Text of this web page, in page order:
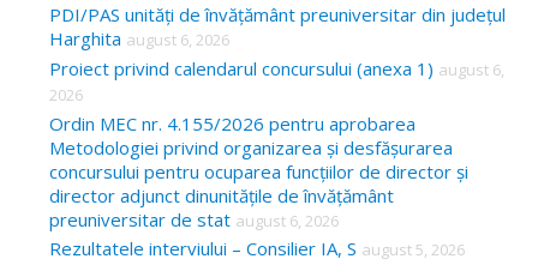
c
h
f
o
r
PDI/PAS unități de învățământ preuniversitar din județul
Harghita august 6, 2026
Proiect privind calendarul concursului (anexa 1) august 6,
2026
Ordin MEC nr. 4.155/2026 pentru aprobarea
Metodologiei privind organizarea și desfășurarea
concursului pentru ocuparea funcțiilor de director și
director adjunct dinunitățile de învățământ
preuniversitar de stat august 6, 2026
Rezultatele interviului – Consilier IA, S august 5, 2026